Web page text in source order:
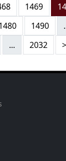
1469
1490
... 2032